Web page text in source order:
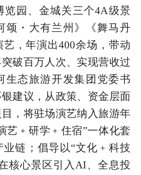
览园、金城关三个4A级景
颂・大有兰州》《舞马丹
，年演出400余场，带动
破百万人次、实现营收过
生态旅游开发集团党委书
建议，从政策、资金层面
，将驻场演艺纳入旅游年
艺﹢研学﹢住宿”一体化套
链；倡导以“文化﹢科技
核心景区引入AI、全息投